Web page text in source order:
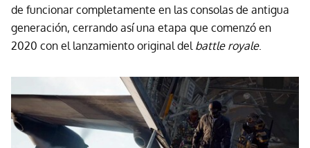
de funcionar completamente en las consolas de antigua
generación, cerrando así una etapa que comenzó en
2020 con el lanzamiento original del battle royale.